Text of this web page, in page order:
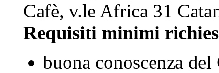
Cafè, v.le Africa 31
Requisiti minimi
buona conoscenza del